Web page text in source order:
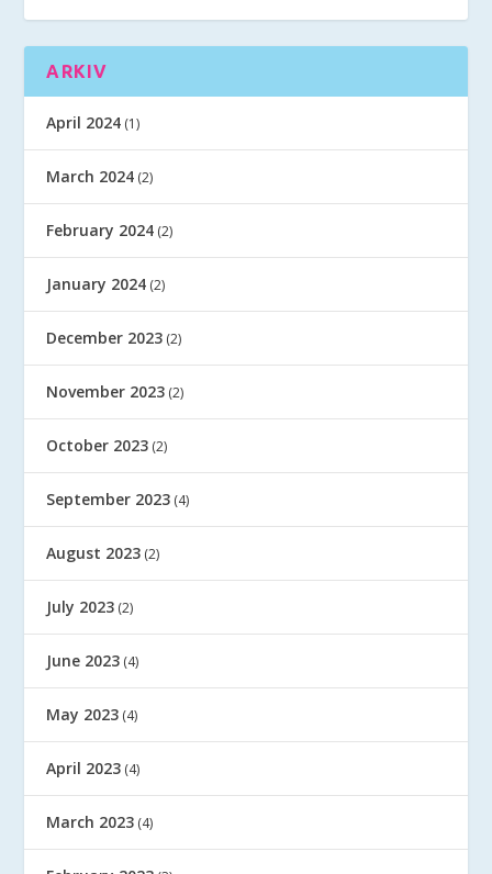
ARKIV
April 2024 (1)
March 2024 (2)
February 2024 (2)
January 2024 (2)
December 2023 (2)
November 2023 (2)
October 2023 (2)
September 2023 (4)
August 2023 (2)
July 2023 (2)
June 2023 (4)
May 2023 (4)
April 2023 (4)
March 2023 (4)